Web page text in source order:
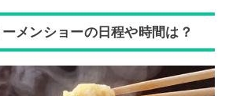
メンショーの日程や時間は？